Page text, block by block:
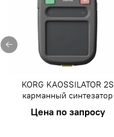
KORG KAOSSILATOR 2S
карманный синтезатор
Цена по запросу